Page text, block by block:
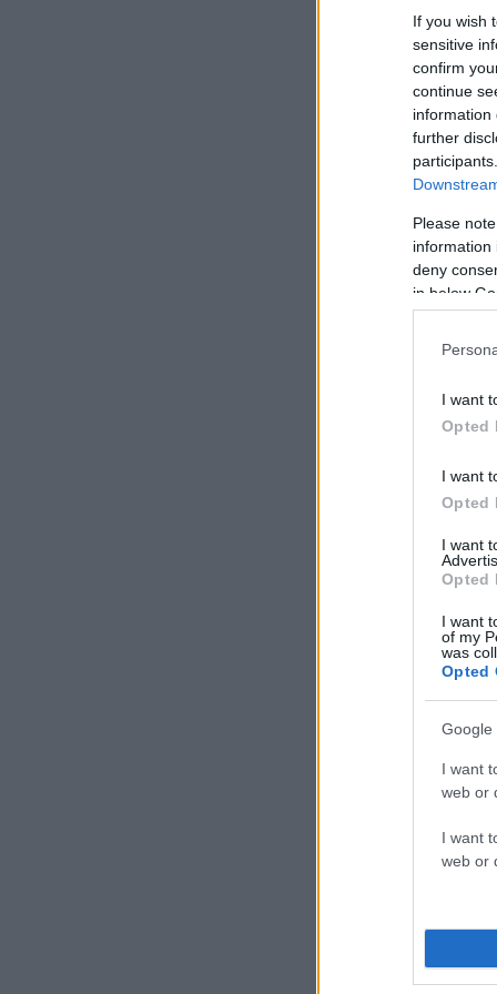
If you wish
sensitive
confirm
continue
information
further
Please
information
deny
in below
I want
Opted
I want
Opted
I want
Opted
I want
of my
was
Opted
Google
I want
web or
I want
web or